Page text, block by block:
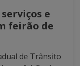
e
feirão de
de Trânsito